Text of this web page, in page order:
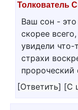
Толкователь
Ваш сон -
скорее
увидели что-
страхи
пророческий
[Ответить] [С